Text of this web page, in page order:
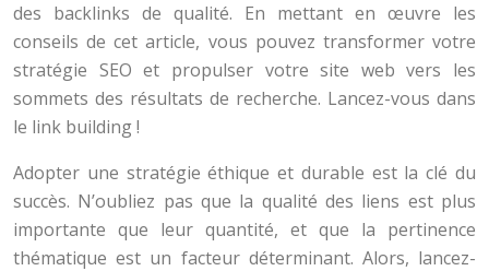
des backlinks de qualité. En mettant en œuvre les
conseils de cet article, vous pouvez transformer votre
stratégie SEO et propulser votre site web vers les
sommets des résultats de recherche. Lancez-vous dans
le link building !
Adopter une stratégie éthique et durable est la clé du
succès. N’oubliez pas que la qualité des liens est plus
importante que leur quantité, et que la pertinence
thématique est un facteur déterminant. Alors, lancez-